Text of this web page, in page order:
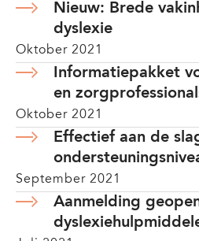
Nieuw: Brede
dyslexie
Oktober 2021
Informatiepakket
en
Oktober 2021
Effectief aan de
September 2021
Aanmelding